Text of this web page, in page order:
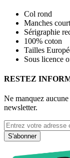
Col rond
Manches
Sérigraphie
100% coton
Tailles
Sous licence
RESTEZ
Ne manquez
newsletter.
S'abonner